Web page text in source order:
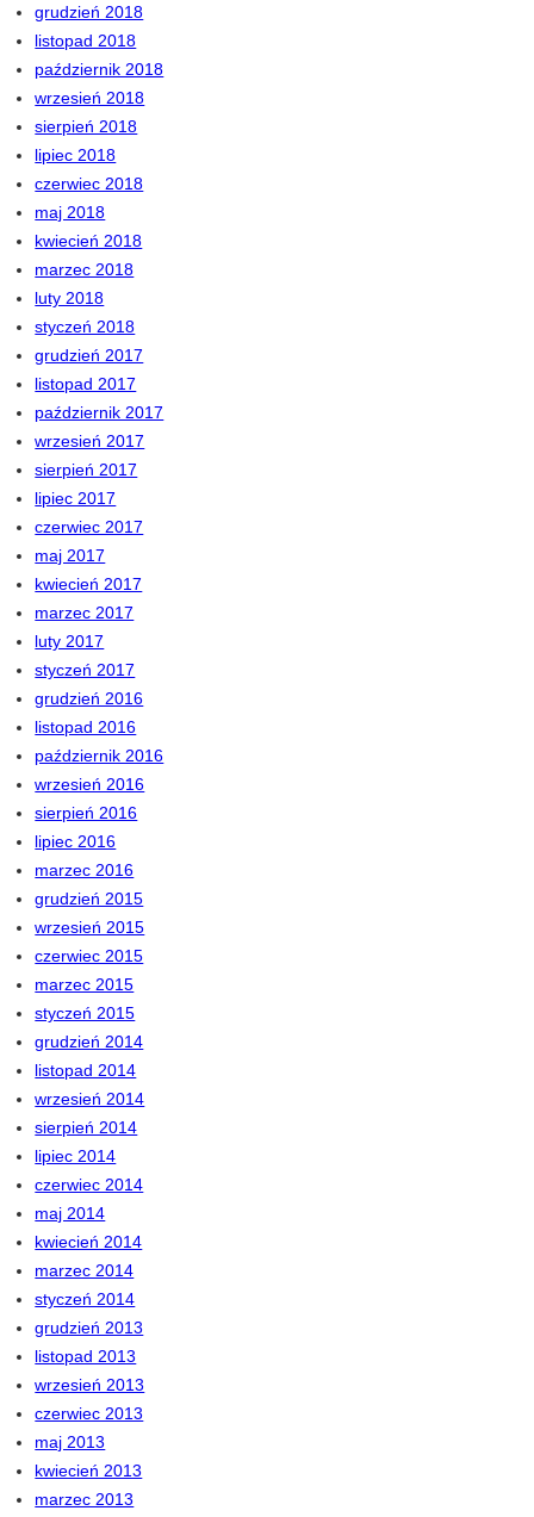
grudzień 2018
listopad 2018
październik 2018
wrzesień 2018
sierpień 2018
lipiec 2018
czerwiec 2018
maj 2018
kwiecień 2018
marzec 2018
luty 2018
styczeń 2018
grudzień 2017
listopad 2017
październik 2017
wrzesień 2017
sierpień 2017
lipiec 2017
czerwiec 2017
maj 2017
kwiecień 2017
marzec 2017
luty 2017
styczeń 2017
grudzień 2016
listopad 2016
październik 2016
wrzesień 2016
sierpień 2016
lipiec 2016
marzec 2016
grudzień 2015
wrzesień 2015
czerwiec 2015
marzec 2015
styczeń 2015
grudzień 2014
listopad 2014
wrzesień 2014
sierpień 2014
lipiec 2014
czerwiec 2014
maj 2014
kwiecień 2014
marzec 2014
styczeń 2014
grudzień 2013
listopad 2013
wrzesień 2013
czerwiec 2013
maj 2013
kwiecień 2013
marzec 2013